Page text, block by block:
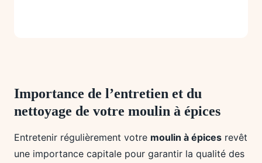
Importance de l’entretien et du
nettoyage de votre moulin à épices
Entretenir régulièrement votre moulin à épices revêt
une importance capitale pour garantir la qualité des